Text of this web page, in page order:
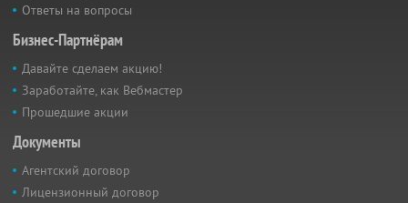
Ответы на вопросы
Бизнес-Партнёрам
Давайте сделаем акцию!
Заработайте, как Вебмастер
Прошедшие акции
Документы
Агентский договор
Лицензионный договор